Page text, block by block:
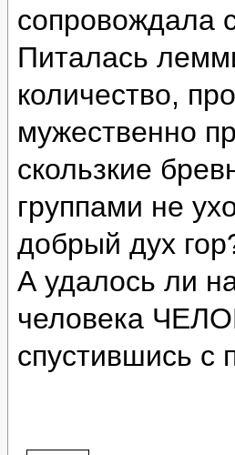
сопровождала
Питалась
количество,
мужественно
скользкие
группами не
добрый дух
А удалось ли
человека
спустившись с